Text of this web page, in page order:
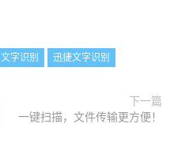
文字识别 迅捷文字识别
下一篇
一键扫描，文件传输更方便！